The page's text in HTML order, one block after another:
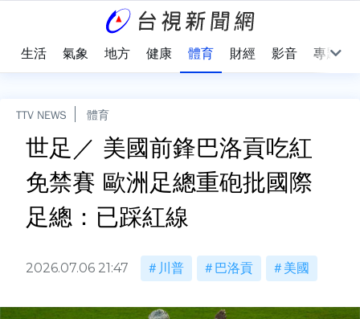
生活 氣象 地方 健康 體育 財經 影音 專題
TTV NEWS 體育
世足／ 美國前鋒巴洛貢吃紅
免禁賽 歐洲足總重砲批國際
足總：已踩紅線
2026.07.06 21:47 川普 巴洛貢 美國